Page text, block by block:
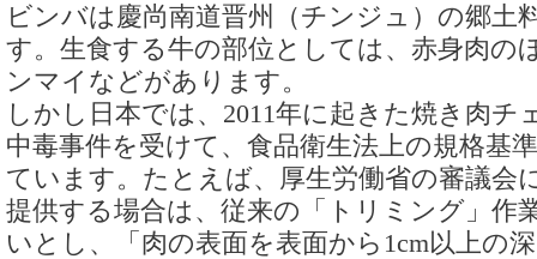
ビンバは慶尚南道晋州（チンジュ）の郷土
す。生食する牛の部位としては、赤身肉の
ンマイなどがあります。
しかし日本では、2011年に起きた焼き肉チ
中毒事件を受けて、食品衛生法上の規格基
ています。たとえば、厚生労働省の審議会
提供する場合は、従来の「トリミング」作
いとし、「肉の表面を表面から1cm以上の